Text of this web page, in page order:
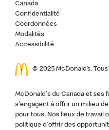
Canada
Confidentialité
Coordonnées
Modalités
Accessibilité
© 2025 McDonald’s.
McDonald's du Canada et ses
s'engagent à offrir un milieu
pour tous. Nos lieux de travail
politique d'offrir des